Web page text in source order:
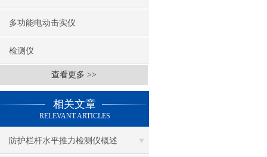
多功能电动击实仪
检测仪
查看更多 >>
相关文章
RELEVANT ARTICLES
防护栏杆水平推力检测仪概述